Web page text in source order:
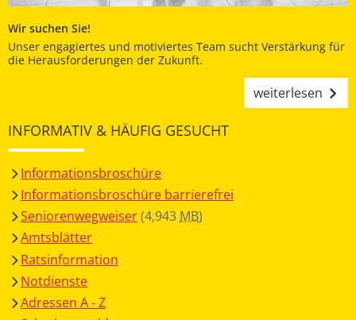
Wir suchen Sie!
Unser engagiertes und motiviertes Team sucht Verstärkung für
die Herausforderungen der Zukunft.
weiterlesen
INFORMATIV & HÄUFIG GESUCHT
Informationsbroschüre
Informationsbroschüre barrierefrei
Seniorenwegweiser(4,943 MB)
Amtsblätter
Ratsinformation
Notdienste
Adressen A - Z